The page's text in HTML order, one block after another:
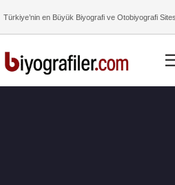
Türkiye’nin en Büyük Biyografi ve Otobiyografi